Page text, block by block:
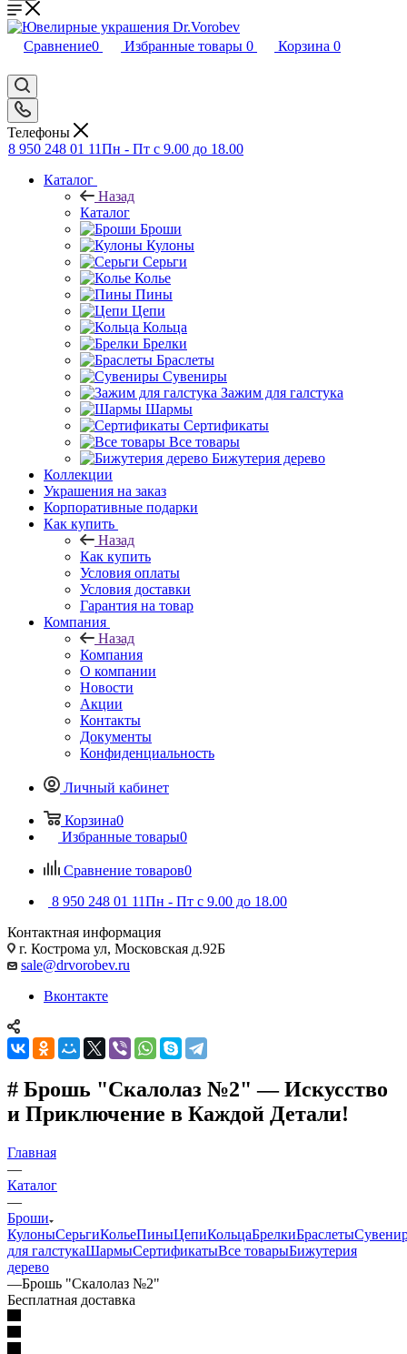
Сравнение0 Избранные товары 0 Корзина 0
Телефоны
8 950 248 01 11Пн - Пт с 9.00 до 18.00
Каталог
Назад
Каталог
Броши
Кулоны
Серьги
Колье
Пины
Цепи
Кольца
Брелки
Браслеты
Сувениры
Зажим для галстука
Шармы
Сертификаты
Все товары
Бижутерия дерево
Коллекции
Украшения на заказ
Корпоративные подарки
Как купить
Назад
Как купить
Условия оплаты
Условия доставки
Гарантия на товар
Компания
Назад
Компания
О компании
Новости
Акции
Контакты
Документы
Конфиденциальность
Личный кабинет
Корзина0
Избранные товары0
Сравнение товаров0
8 950 248 01 11Пн - Пт с 9.00 до 18.00
Контактная информация
г. Кострома ул, Московская д.92Б
sale@drvorobev.ru
Вконтакте
# Брошь "Скалолаз №2" — Искусство
и Приключение в Каждой Детали!
Главная
—
Каталог
—
Броши
КулоныСерьгиКольеПиныЦепиКольцаБрелкиБраслеты
для галстукаШармыСертификатыВсе товарыБижутерия
дерево
—Брошь "Скалолаз №2"
Бесплатная доставка